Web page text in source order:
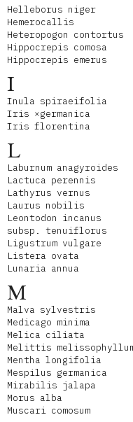
Helleborus niger
Hemerocallis
Heteropogon contortus
Hippocrepis comosa
Hippocrepis emerus
I
Inula spiraeifolia
Iris ×germanica
Iris florentina
L
Laburnum anagyroides
Lactuca perennis
Lathyrus vernus
Laurus nobilis
Leontodon incanus
subsp. tenuiflorus
Ligustrum vulgare
Listera ovata
Lunaria annua
M
Malva sylvestris
Medicago minima
Melica ciliata
Melittis
Mentha longifolia
Mespilus germanica
Mirabilis jalapa
Morus alba
Muscari comosum